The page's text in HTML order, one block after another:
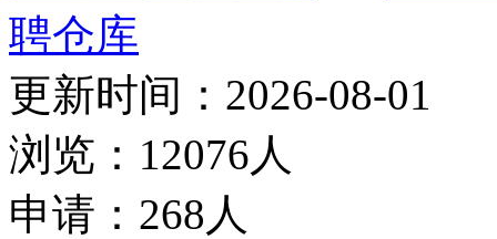
聘仓库
更新时间：2026-08-01
浏览：12076人
申请：268人